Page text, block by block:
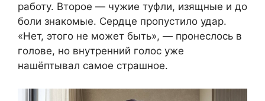
работу. Второе — чужие туфли, изящные и до
боли знакомые. Сердце пропустило удар.
«Нет, этого не может быть», — пронеслось в
голове, но внутренний голос уже
нашёптывал самое страшное.